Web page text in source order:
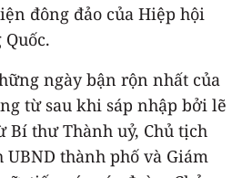
đông đảo của Hiệp hội
ngày bận rộn nhất của
từ sau khi sáp nhập bởi lẽ
Bí thư Thành uỷ, Chủ tịch
UBND thành phố và Giám